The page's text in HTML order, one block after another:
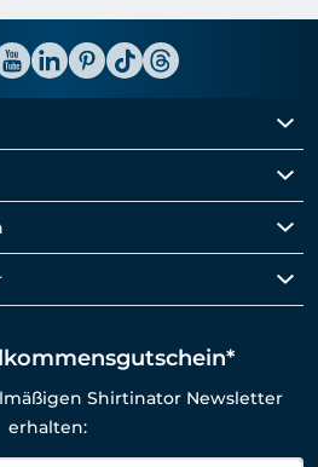
Shirtinator Newsletter
erhalten: